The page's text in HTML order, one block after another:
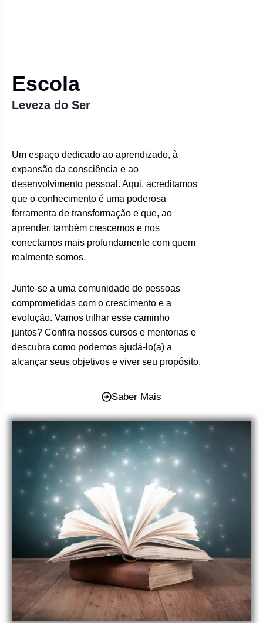
Escola
Leveza do Ser
Um espaço dedicado ao aprendizado, à
expansão da consciência e ao
desenvolvimento pessoal. Aqui, acreditamos
que o conhecimento é uma poderosa
ferramenta de transformação e que, ao
aprender, também crescemos e nos
conectamos mais profundamente com quem
realmente somos.
Junte-se a uma comunidade de pessoas
comprometidas com o crescimento e a
evolução. Vamos trilhar esse caminho
juntos? Confira nossos cursos e mentorias e
descubra como podemos ajudá-lo(a) a
alcançar seus objetivos e viver seu propósito.
Saber Mais